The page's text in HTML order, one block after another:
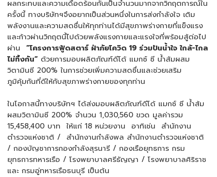
ผลกระทบและความเดือดร้อนกันเป็นจำนวนมากจากวิกฤตการณ์ใน
ครั้งนี้ ทางบริษัทฯจึงอยากเป็นส่วนหนึ่งในการส่งกำลังใจ เติม
พลังงานและความสดชื่นให้ทุกท่านได้มีสุขภาพร่างกายที่แข็งแรง
และก้าวผ่านวิกฤตนี้ไปด้วยพลังแรงกายและแรงใจที่พร้อมสู้ต่อไป
ผ่าน “โครงการฟู้ดสตาร์ ฝ่าภัยโควิด 19 ร่วมปันน้ำใจ ใกล้-ไกล
ไม่ทิ้งกัน” ด้วยการมอบผลิตภัณฑ์ดีโด้ แมกซ์ ซี น้ำส้มผสม
วิตามินซี 200% ในการช่วยเพิ่มความสดชื่นและช่วยเสริม
ภูมิคุ้มกันที่ดีให้กับสุขภาพร่างกายของทุกท่าน
ในโอกาสนี้ทางบริษัทฯ ได้ส่งมอบผลิตภัณฑ์ดีโด้ แมกซ์ ซี น้ำส้ม
ผสมวิตามินซี 200% จำนวน 1,030,560 ขวด มูลค่ารวม
15,458,400 บาท ให้แก่ 18 หน่วยงาน อาทิเช่น สำนักงาน
ตำรวจแห่งชาติ / สำนักงานกำลังพล สำนักงานตำรวจแห่งชาติ
/ กองบัญชาการกองกำลังสุรนารี / กองเรือยุทธการ กรม
ยุทธการทหารเรือ / โรงพยาบาลศรีธัญญา / โรงพยาบาลศิริราช
และ กรมอู่ทหารเรือธนบุรี เป็นต้น